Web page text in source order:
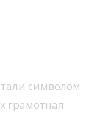
символом
грамотная